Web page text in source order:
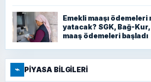
Emekli maaşı ödemeleri
yatacak? SGK, Bağ-Kur,
maaş ödemeleri başladı
⌁ PIYASA BILGILERI